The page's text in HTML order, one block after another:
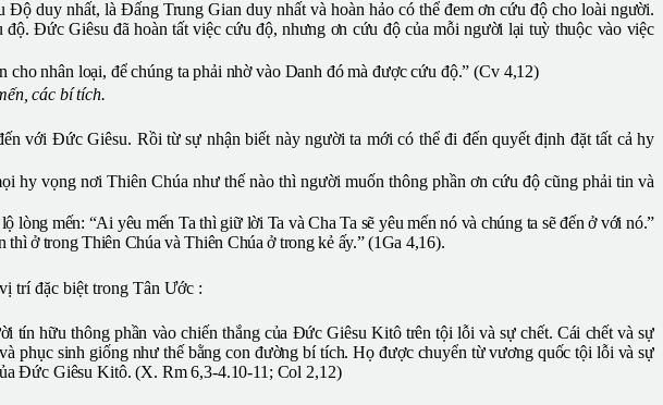
duy nhất, là Đấng Trung Gian duy nhất và hoàn hảo có thể đem ơn cứu độ cho loài người.
Đức Giêsu đã hoàn tất việc cứu độ, nhưng ơn cứu độ của mỗi người lại tuỳ thuộc vào việc
nhân loại, để chúng ta phải nhờ vào Danh đó mà được cứu độ.” (Cv 4,12)
các bí tích.
với Đức Giêsu. Rồi từ sự nhận biết này người ta mới có thể đi đến quyết định đặt tất cả hy
vọng nơi Thiên Chúa như thế nào thì người muốn thông phần ơn cứu độ cũng phải tin và
mến: “Ai yêu mến Ta thì giữ lời Ta và Cha Ta sẽ yêu mến nó và chúng ta sẽ đến ở với nó.”
ở trong Thiên Chúa và Thiên Chúa ở trong kẻ ấy.” (1Ga 4,16).
trí đặc biệt trong Tân Ước :
hữu thông phần vào chiến thắng của Đức Giêsu Kitô trên tội lỗi và sự chết. Cái chết và sự
phục sinh giống như thế bằng con đường bí tích. Họ được chuyển từ vương quốc tội lỗi và sự
Đức Giêsu Kitô. (X. Rm 6,3-4.10-11; Col 2,12)